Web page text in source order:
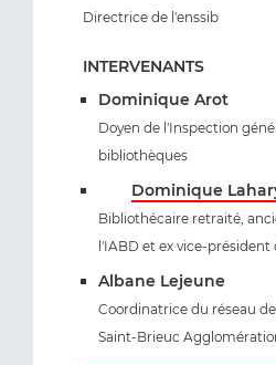
Directrice de l'enssib
INTERVENANTS
Dominique Arot
Doyen de l'Inspection
bibliothèques
Dominique
Bibliothécaire retraité,
l'IABD et ex vice-président
Albane Lejeune
Coordinatrice du réseau
Saint-Brieuc